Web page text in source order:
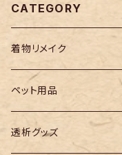
CATEGORY
着物リメイク
メンズ
レディース
ペット用品
透析グッズ